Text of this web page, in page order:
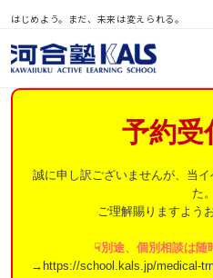
はじめよう。まだ、未来は変えられる。
予約受
誠に申し訳ございませんが、当
た。
ご理解賜りますよう
☟別途、個別相談は随
→https://school.kals.jp/medical-